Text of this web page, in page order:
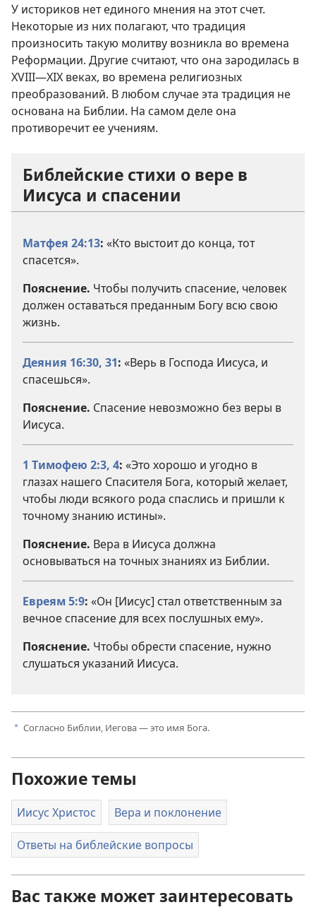
У историков нет единого мнения на этот счет.
Некоторые из них полагают, что традиция
произносить такую молитву возникла во времена
Реформации. Другие считают, что она зародилась в
XVIII—XIX веках, во времена религиозных
преобразований. В любом случае эта традиция не
основана на Библии. На самом деле она
противоречит ее учениям.
Библейские стихи о вере в
Иисуса и спасении
Матфея 24:13: «Кто выстоит до конца, тот
спасется».
Пояснение. Чтобы получить спасение, человек
должен оставаться преданным Богу всю свою
жизнь.
Деяния 16:30, 31: «Верь в Господа Иисуса, и
спасешься».
Пояснение. Спасение невозможно без веры в
Иисуса.
1 Тимофею 2:3, 4: «Это хорошо и угодно в
глазах нашего Спасителя Бога, который желает,
чтобы люди всякого рода спаслись и пришли к
точному знанию истины».
Пояснение. Вера в Иисуса должна
основываться на точных знаниях из Библии.
Евреям 5:9: «Он [Иисус] стал ответственным за
вечное спасение для всех послушных ему».
Пояснение. Чтобы обрести спасение, нужно
слушаться указаний Иисуса.
a Согласно Библии, Иегова — это имя Бога.
Похожие темы
Иисус Христос Вера и поклонение
Ответы на библейские вопросы
Вас также может заинтересовать